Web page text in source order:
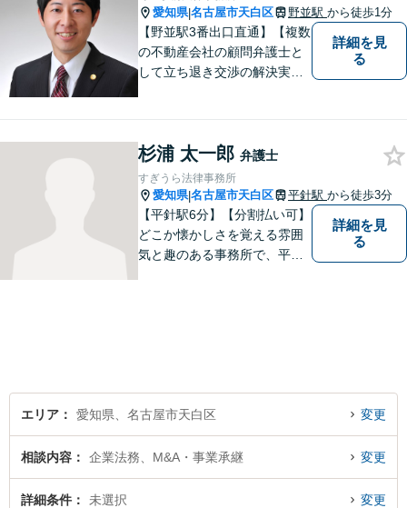
愛知県|名古屋市天白区 野並駅 から徒歩1分
【野並駅3番出口直通】【複数
の不動産会社の顧問弁護士と
して立ち退き交渉の解決実績
被害者側に限る）、離婚、企
業及び個人事業主の顧問に関
する相談は初回相談無料で
す。
詳細を見
る
杉浦 太一郎 弁護士
すぎうら法律事務所
愛知県|名古屋市天白区 平針駅 から徒歩3分
【平針駅6分】【分割払い可】
どこか懐かしさを覚える雰囲
気と趣のある事務所で、平針
詳細を見
る
エリア 愛知県、名古屋市天白区 変更
相談内容 企業法務、M&A・事業承継 変更
詳細条件 未選択 変更